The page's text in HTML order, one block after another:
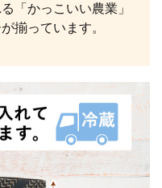
「かっこいい農業」
揃っています。